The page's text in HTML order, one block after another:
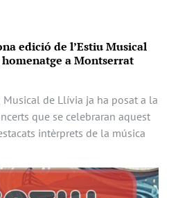
edició de l’Estiu Musical
a Montserrat
Musical de Llívia ja ha posat a la
que se celebraran aquest
intèrprets de la música